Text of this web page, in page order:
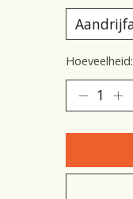
Hoeveelheid: